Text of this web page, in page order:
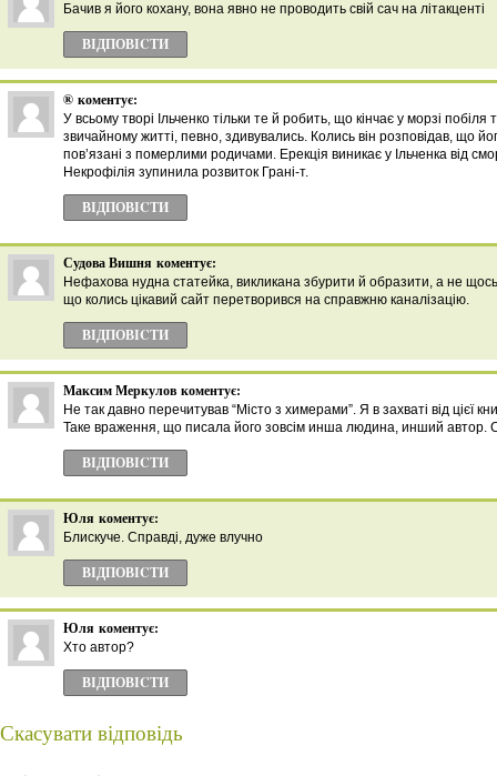
Бачив я його кохану, вона явно не проводить свій сач на літакценті
ВІДПОВІCТИ
® коментує:
У всьому творі Ільченко тільки те й робить, що кінчає у морзі побіля
звичайному житті, певно, здивувались. Колись він розповідав, що
пов’язані з померлими родичами. Ерекція виникає у Ільченка від
Некрофілія зупинила розвиток Грані-т.
ВІДПОВІCТИ
Судова Вишня коментує:
Нефахова нудна статейка, викликана збурити й образити, а не
що колись цікавий сайт перетворився на справжню каналізацію.
ВІДПОВІCТИ
Максим Меркулов коментує:
Не так давно перечитував “Місто з химерами”. Я в захваті від цієї
Таке враження, що писала його зовсім инша людина, инший автор.
ВІДПОВІCТИ
Юля коментує:
Блискуче. Справді, дуже влучно
ВІДПОВІCТИ
Юля коментує:
Хто автор?
ВІДПОВІCТИ
Скасувати відповідь